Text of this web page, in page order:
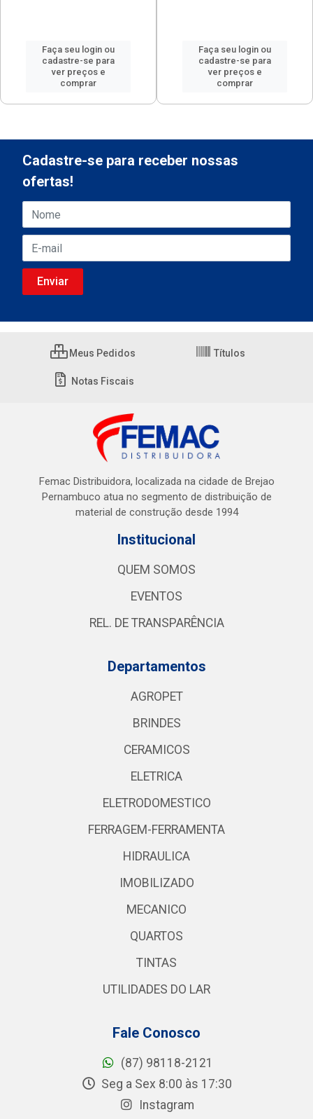
Faça seu login ou
cadastre-se para
ver preços e
comprar
Faça seu login ou
cadastre-se para
ver preços e
comprar
Cadastre-se para receber nossas
ofertas!
Meus Pedidos Títulos
Notas Fiscais
Femac Distribuidora, localizada na cidade de Brejao
Pernambuco atua no segmento de distribuição de
material de construção desde 1994
Institucional
QUEM SOMOS
EVENTOS
REL. DE TRANSPARÊNCIA
Departamentos
AGROPET
BRINDES
CERAMICOS
ELETRICA
ELETRODOMESTICO
FERRAGEM-FERRAMENTA
HIDRAULICA
IMOBILIZADO
MECANICO
QUARTOS
TINTAS
UTILIDADES DO LAR
Fale Conosco
(87) 98118-2121
Seg a Sex 8:00 às 17:30
Instagram